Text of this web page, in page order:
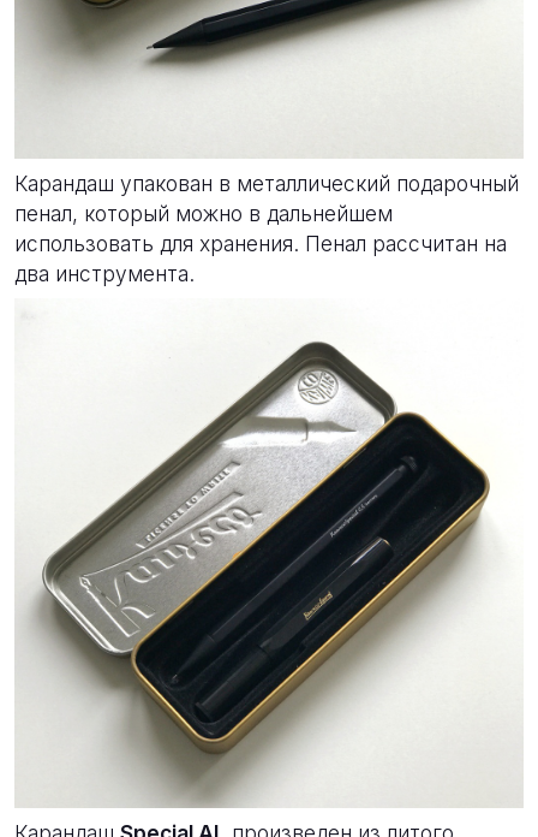
Карандаш упакован в металлический подарочный
пенал, который можно в дальнейшем
использовать для хранения. Пенал рассчитан на
два инструмента.